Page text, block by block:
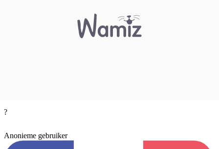
?
Anonieme gebruiker